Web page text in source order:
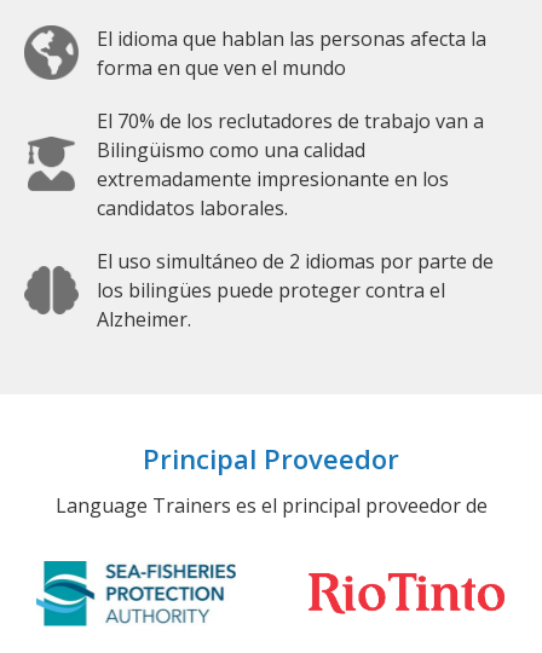
El idioma que hablan las personas afecta la
forma en que ven el mundo
El 70% de los reclutadores de trabajo van a
Bilingüismo como una calidad
extremadamente impresionante en los
candidatos laborales.
El uso simultáneo de 2 idiomas por parte de
los bilingües puede proteger contra el
Alzheimer.
Principal Proveedor
Language Trainers es el principal proveedor de